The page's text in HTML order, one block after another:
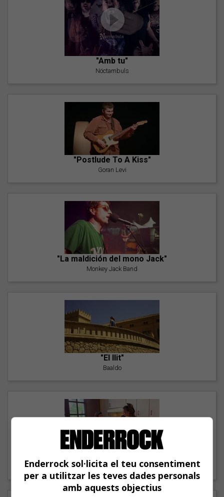
"Amb tu"
Nöctambuls
"Postlude To A Kiss"
Goran Levi
"La maldición del mono Jack"
Monkey Jack Band
"El llit"
Baaldo
Carmen y María
Enderrock sol·licita el teu consentiment
per a utilitzar les teves dades personals
amb aquests objectius